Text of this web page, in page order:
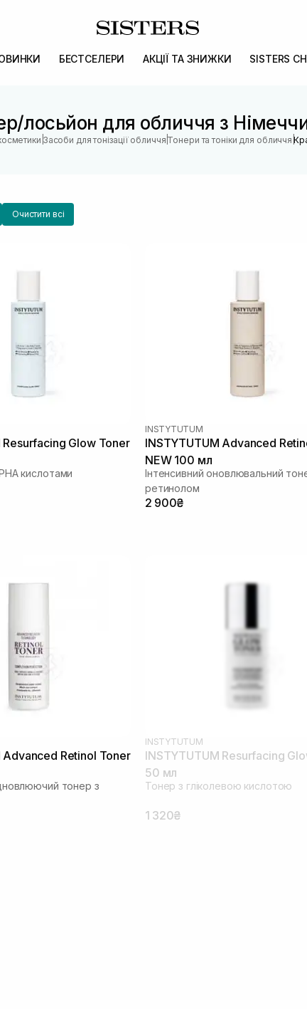
БЕСТСЕЛЕРИ АКЦІЇ ТА ЗНИЖКИ SISTERS
лосьйон для обличчя з
|Засоби для тонізації обличчя |Тонери та тоніки для обличчя |
Очистити всі
Resurfacing Glow Toner
кислотами
INSTYTUTUM
INSTYTUTUM Advanced
NEW 100 мл
Інтенсивний оновлювальний
ретинолом
2 900₴
Advanced Retinol Toner
тонер з
INSTYTUTUM
INSTYTUTUM Resurfacing
50 мл
Тонер з гліколевою кислотою
1 320₴